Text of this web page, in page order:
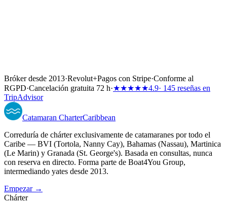
Bróker desde 2013·Revolut+Pagos con Stripe·Conforme al
RGPD·Cancelación gratuita 72 h·★★★★★4.9· 145 reseñas en
TripAdvisor
Catamaran CharterCaribbean
Correduría de chárter exclusivamente de catamaranes por todo el
Caribe — BVI (Tortola, Nanny Cay), Bahamas (Nassau), Martinica
(Le Marin) y Granada (St. George's). Basada en consultas, nunca
con reserva en directo. Forma parte de Boat4You Group,
intermediando yates desde 2013.
Empezar →
Chárter